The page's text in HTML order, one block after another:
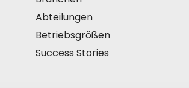
Abteilungen
Betriebsgrößen
Success Stories